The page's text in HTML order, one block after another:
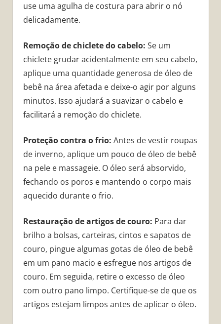
use uma agulha de costura para abrir o nó
delicadamente.
Remoção de chiclete do cabelo: Se um
chiclete grudar acidentalmente em seu cabelo,
aplique uma quantidade generosa de óleo de
bebê na área afetada e deixe-o agir por alguns
minutos. Isso ajudará a suavizar o cabelo e
facilitará a remoção do chiclete.
Proteção contra o frio: Antes de vestir roupas
de inverno, aplique um pouco de óleo de bebê
na pele e massageie. O óleo será absorvido,
fechando os poros e mantendo o corpo mais
aquecido durante o frio.
Restauração de artigos de couro: Para dar
brilho a bolsas, carteiras, cintos e sapatos de
couro, pingue algumas gotas de óleo de bebê
em um pano macio e esfregue nos artigos de
couro. Em seguida, retire o excesso de óleo
com outro pano limpo. Certifique-se de que os
artigos estejam limpos antes de aplicar o óleo.